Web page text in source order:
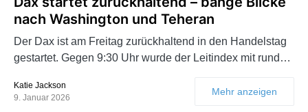
nach Washington und Teheran
Der Dax ist am Freitag zurückhaltend in den Handelstag
gestartet. Gegen 9:30 Uhr wurde der Leitindex mit rund…
Katie Jackson
9. Januar 2026
Mehr anzeigen